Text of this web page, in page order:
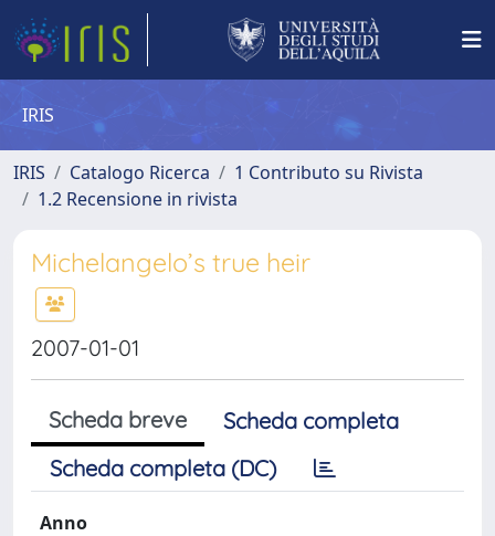
IRIS
IRIS Catalogo Ricerca
1 Contributo su Rivista
1.2 Recensione in rivista
Michelangelo’s true heir
2007-01-01
Scheda breve
Scheda completa
Scheda completa (DC)
Anno